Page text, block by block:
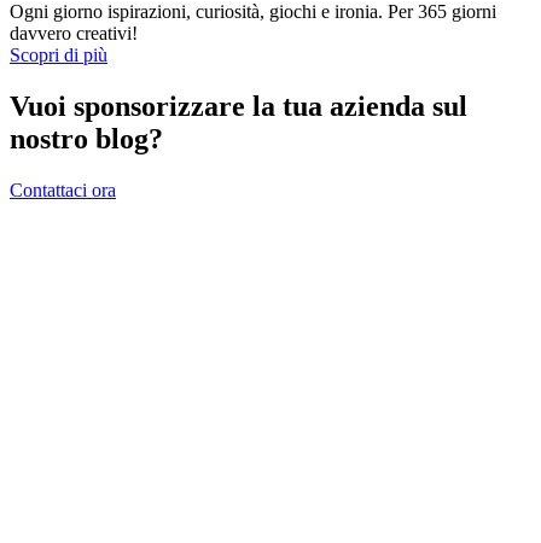
Ogni giorno ispirazioni, curiosità, giochi e ironia. Per 365 giorni
davvero creativi!
Scopri di più
Vuoi sponsorizzare la tua azienda sul
nostro blog?
Contattaci ora